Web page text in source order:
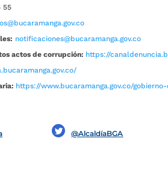
55
notificaciones@bucaramanga.gov.co
actos de corrupción: https://
https://www.bucaramanga.gov.co/
@AlcaldíaBGA